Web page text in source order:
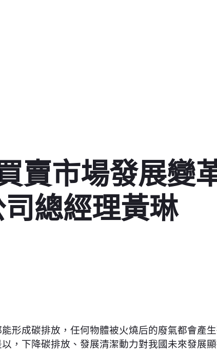
賣市場發展變
總經理黃琳
形成碳排放，任何物體被火燒后的廢氣都會產
，下降碳排放、發展清潔動力對我國未來發展